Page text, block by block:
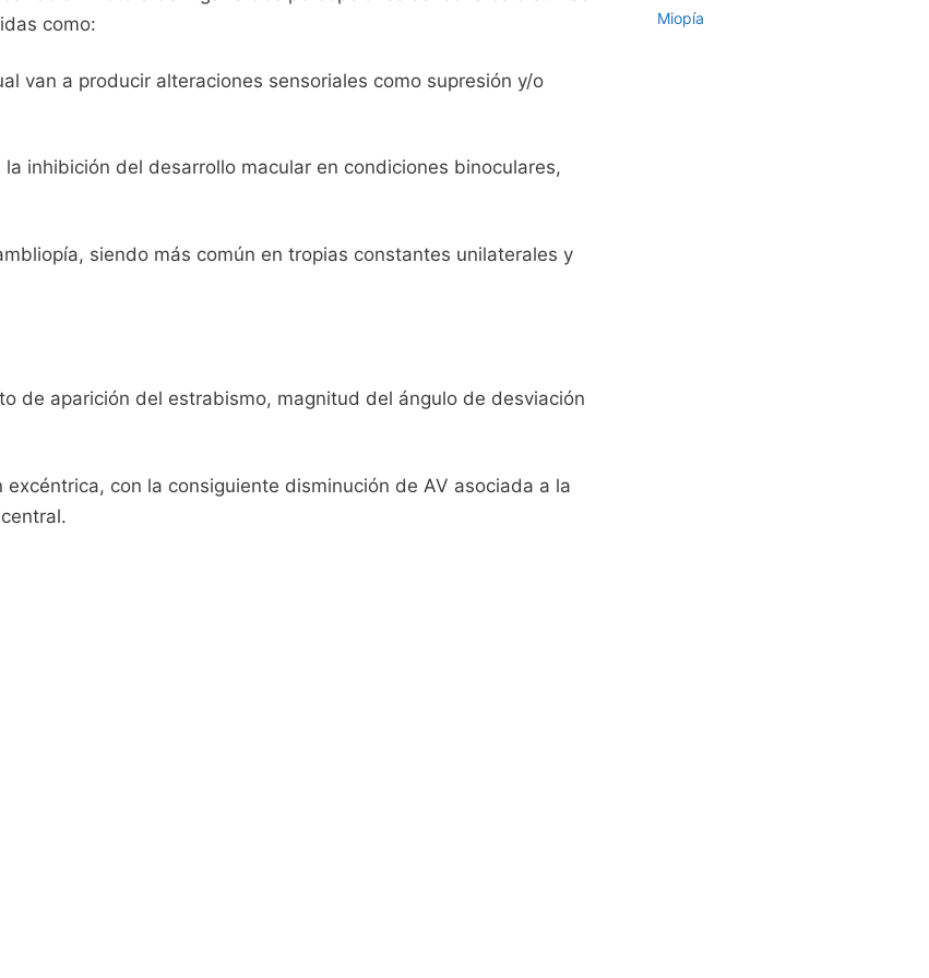
como:
van a producir alteraciones sensoriales como supresión y/o
inhibición del desarrollo macular en condiciones binoculares,
siendo más común en tropias constantes unilaterales y
de aparición del estrabismo, magnitud del ángulo de desviación
con la consiguiente disminución de AV asociada a la
Miopía